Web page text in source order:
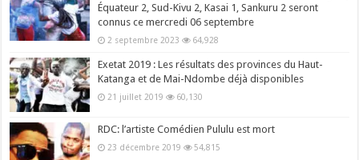
Équateur 2, Sud-Kivu 2, Kasai 1, Sankuru 2 seront
connus ce mercredi 06 septembre
2 septembre 2023 64,928
Exetat 2019 : Les résultats des provinces du Haut-
Katanga et de Mai-Ndombe déjà disponibles
21 juillet 2019 60,130
RDC: l’artiste Comédien Pululu est mort
23 décembre 2019 54,815